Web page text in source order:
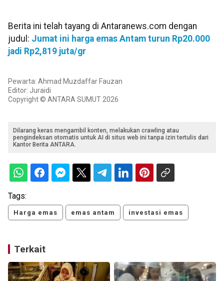
Berita ini telah tayang di Antaranews.com dengan
judul: Jumat ini harga emas Antam turun Rp20.000
jadi Rp2,819 juta/gr
Pewarta: Ahmad Muzdaffar Fauzan
Editor: Juraidi
Copyright © ANTARA SUMUT 2026
Dilarang keras mengambil konten, melakukan crawling atau
pengindeksan otomatis untuk AI di situs web ini tanpa izin tertulis dari
Kantor Berita ANTARA.
Tags:
Harga emas emas antam investasi emas
Terkait